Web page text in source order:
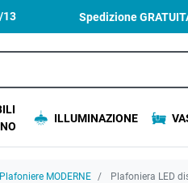
13 Spedizione
ILLUMINAZIONE
Plafoniere MODERNE Plafoniera LED